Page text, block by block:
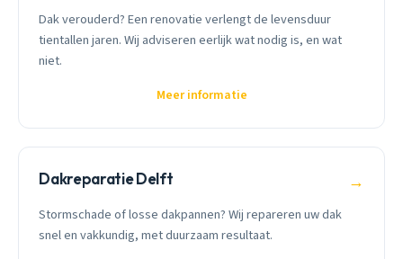
Dak verouderd? Een renovatie verlengt de levensduur
tientallen jaren. Wij adviseren eerlijk wat nodig is, en wat
niet.
Meer informatie
Dakreparatie Delft →
Stormschade of losse dakpannen? Wij repareren uw dak
snel en vakkundig, met duurzaam resultaat.